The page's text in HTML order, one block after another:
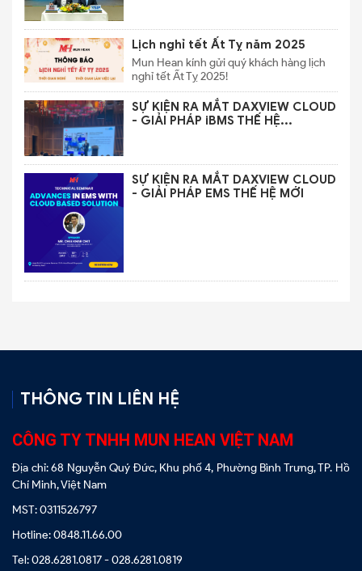
Lịch nghỉ tết Ất Tỵ năm 2025
Mun Hean kính gửi quý khách hàng lịch
nghỉ tết Ất Tỵ 2025!
SỰ KIỆN RA MẮT DAXVIEW CLOUD
- GIẢI PHÁP iBMS THẾ HỆ...
SỰ KIỆN RA MẮT DAXVIEW CLOUD
- GIẢI PHÁP EMS THẾ HỆ MỚI
THÔNG TIN LIÊN HỆ
CÔNG TY TNHH MUN HEAN VIỆT NAM
Địa chỉ: 68 Nguyễn Quý Đức, Khu phố 4, Phường Bình Trưng, TP. Hồ
Chí Minh, Việt Nam
MST: 0311526797
Hotline: 0848.11.66.00
Tel: 028.6281.0817 - 028.6281.0819